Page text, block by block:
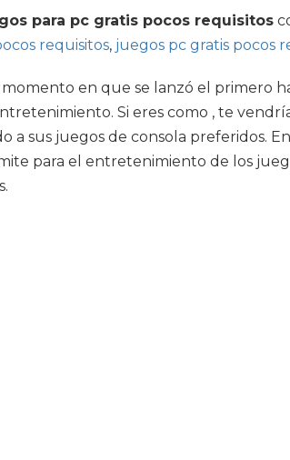
para pc gratis pocos requisitos
requisitos, juegos pc gratis pocos
en que se lanzó el primero
Si eres como , te
sus juegos de consola preferidos.
para el entretenimiento de los